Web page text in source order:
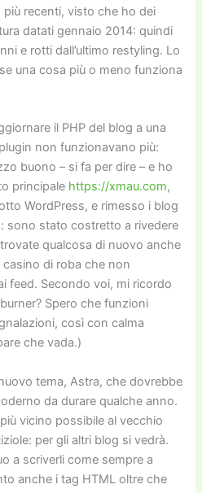
più recenti, visto che ho dei
datati gennaio 2014: quindi
e rotti dall’ultimo restyling. Lo
una cosa più o meno funziona
il PHP del blog a una
non funzionavano più:
buono – si fa per dire – e ho
principale https://xmau.com,
WordPress, e rimesso i blog
sono stato costretto a rivedere
qualcosa di nuovo anche
di roba che non
feed. Secondo voi, mi ricordo
Spero che funzioni
così con calma
che vada.)
tema, Astra, che dovrebbe
da durare qualche anno.
vicino possibile al vecchio
per gli altri blog si vedrà.
a scriverli come sempre a
anche i tag HTML oltre che